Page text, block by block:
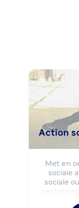
Action
Met en
sociale
sociale